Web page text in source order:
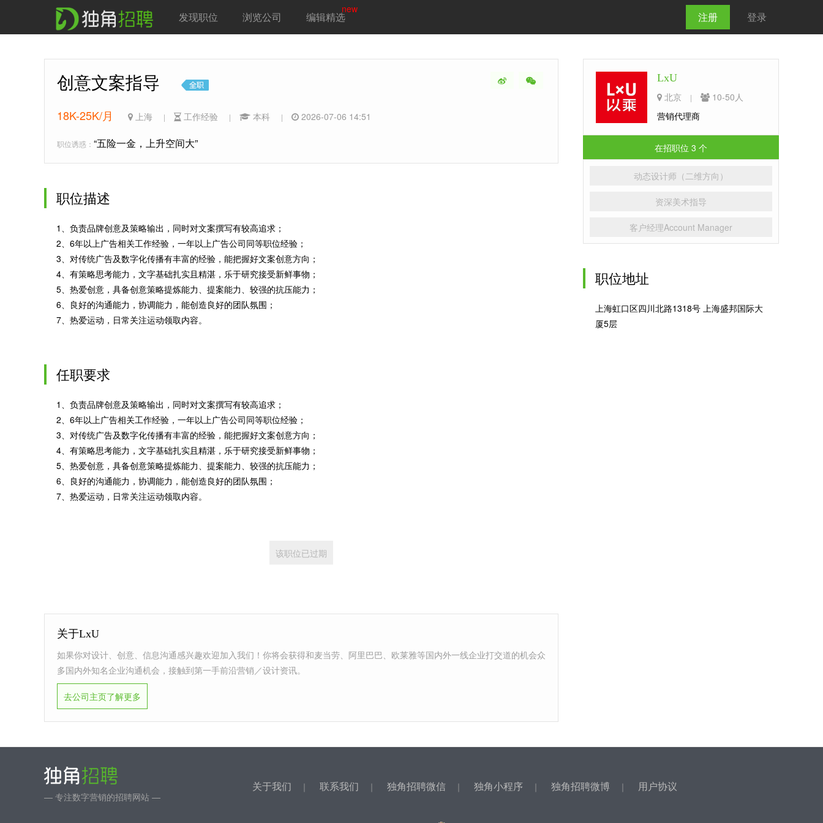
发现职位 浏览公司 编辑精选
new
注册 登录
创意文案指导
18K-25K/月 上海 | 工作经验 | 本科 | 2026-07-06 14:51
职位诱惑： “五险一金，上升空间大”
职位描述
1、负责品牌创意及策略输出，同时对文案撰写有较高追求；
2、6年以上广告相关工作经验，一年以上广告公司同等职位经验；
3、对传统广告及数字化传播有丰富的经验，能把握好文案创意方向；
4、有策略思考能力，文字基础扎实且精湛，乐于研究接受新鲜事物；
5、热爱创意，具备创意策略提炼能力、提案能力、较强的抗压能力；
6、良好的沟通能力，协调能力，能创造良好的团队氛围；
7、热爱运动，日常关注运动领取内容。
任职要求
1、负责品牌创意及策略输出，同时对文案撰写有较高追求；
2、6年以上广告相关工作经验，一年以上广告公司同等职位经验；
3、对传统广告及数字化传播有丰富的经验，能把握好文案创意方向；
4、有策略思考能力，文字基础扎实且精湛，乐于研究接受新鲜事物；
5、热爱创意，具备创意策略提炼能力、提案能力、较强的抗压能力；
6、良好的沟通能力，协调能力，能创造良好的团队氛围；
7、热爱运动，日常关注运动领取内容。
该职位已过期
关于LxU
如果你对设计、创意、信息沟通感兴趣欢迎加入我们！你将会获得和麦当劳、阿里巴巴、欧莱雅等国内外一线企业打交道的机会众
多国内外知名企业沟通机会，接触到第一手前沿营销／设计资讯。
去公司主页了解更多
LxU
北京
|
10-50人
营销代理商
在招职位 3 个
动态设计师（二维方向）
资深美术指导
客户经理Account Manager
职位地址
上海虹口区四川北路1318号 上海盛邦国际大
厦5层
— 专注数字营销的招聘网站 —
关于我们 ｜ 联系我们 ｜ 独角招聘微信 ｜ 独角小程序 ｜ 独角招聘微博 ｜ 用户协议